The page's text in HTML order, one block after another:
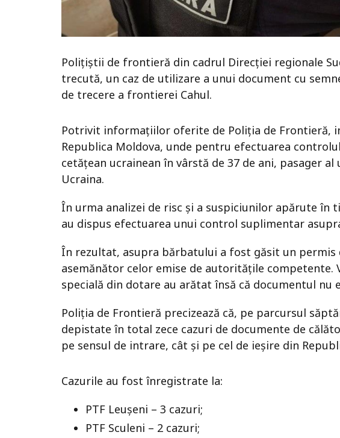
Polițiștii de frontieră din cadrul Direcției regionale
trecută, un caz de utilizare a unui document cu
de trecere a frontierei Cahul.
Potrivit informațiilor oferite de Poliția de Frontieră,
Republica Moldova, unde pentru efectuarea
cetățean ucrainean în vârstă de 37 de ani, pasager
Ucraina.
În urma analizei de risc și a suspiciunilor apărute în
au dispus efectuarea unui control suplimentar
În rezultat, asupra bărbatului a fost găsit un permis
asemănător celor emise de autoritățile competente.
specială din dotare au arătat însă că documentul nu
Poliția de Frontieră precizează că, pe parcursul
depistate în total zece cazuri de documente de
pe sensul de intrare, cât și pe cel de ieșire din
Cazurile au fost înregistrate la:
PTF Leușeni – 3 cazuri;
PTF Sculeni – 2 cazuri;